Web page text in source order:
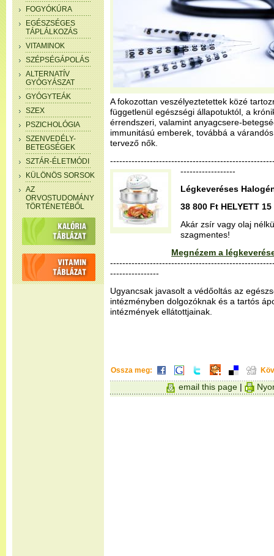
FOGYÓKÚRA
EGÉSZSÉGES
TÁPLÁLKOZÁS
VITAMINOK
SZÉPSÉGÁPOLÁS
ALTERNATÍV
GYÓGYÁSZAT
GYÓGYTEÁK
SZEX
PSZICHOLÓGIA
SZENVEDÉLY-
BETEGSÉGEK
SZTÁR-ÉLETMÓDI
KÜLÖNÖS SORSOK
AZ
ORVOSTUDOMÁNY
TÖRTÉNETÉBŐL
A fokozottan veszélyeztetettek közé
függetlenül egészségi állapotuktól, a
érrendszeri, valamint anyagcsere-
immunitású emberek, továbbá a
tervező nők.
------------------
Légkeveréses
38 800 Ft HELYETT
Akár zsír vagy olaj
szagmentes!
Megnézem a
----------------
Ugyancsak javasolt a védőoltás az
intézményben dolgozóknak és a tartós
intézmények ellátottjainak.
Ossza meg:
email this page |